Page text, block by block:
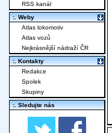
RSS kanál
:. Weby
Atlas lokomotiv
Atlas vozů
Nejkrásnější nádraží ČR
:. Kontakty
Redakce
Spolek
Skupiny
:. Sledujte nás